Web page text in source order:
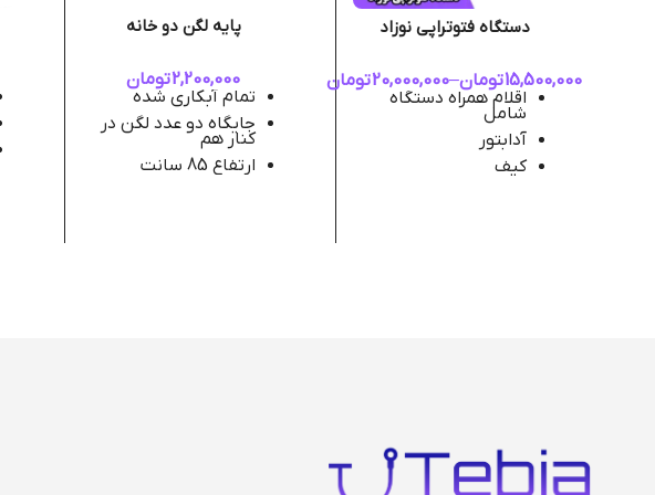
دستگاه فتوتراپی نوزاد
15,500,000تومان–
20,000,000تومان
اقلام همراه دستگاه
شامل
آدابتور
کیف
پایه لگن دو خانه
2,200,000تومان
تمام آبکاری شده
جایگاه دو عدد لگن در
کنار هم
ارتفاع 85 سانت